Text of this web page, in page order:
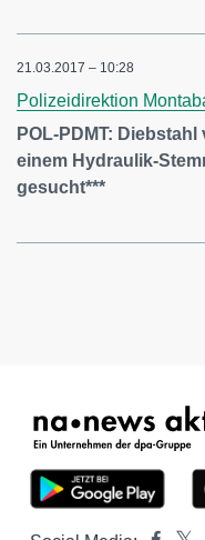
21.03.2017 – 10:28
Polizeidirektion
POL-PDMT:
einem Hydraulik-
gesucht***